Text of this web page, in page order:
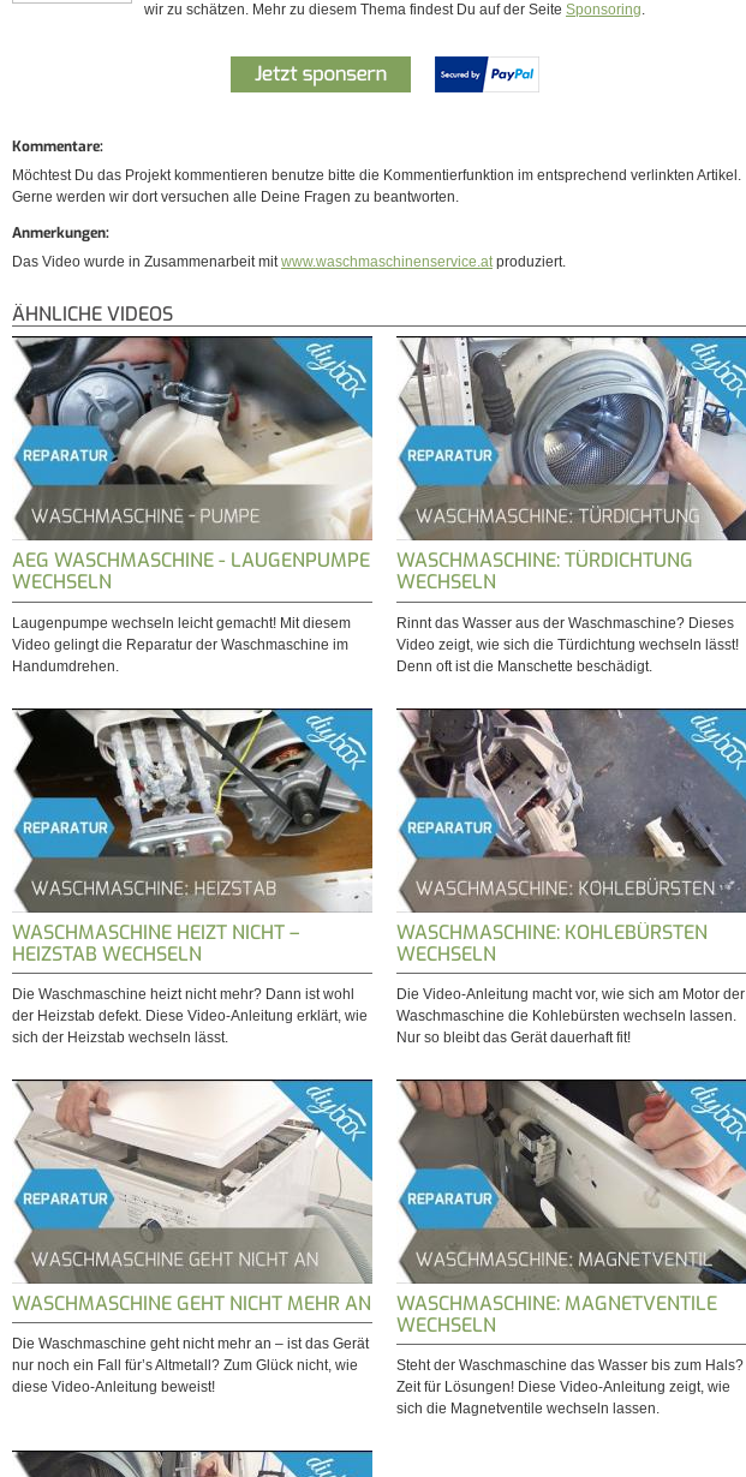
wir zu schätzen. Mehr zu diesem Thema findest Du auf der Seite Sponsoring.
Kommentare:
Möchtest Du das Projekt kommentieren benutze bitte die Kommentierfunktion im entsprechend verlinkten Artikel.
Gerne werden wir dort versuchen alle Deine Fragen zu beantworten.
Anmerkungen:
Das Video wurde in Zusammenarbeit mitwww.waschmaschinenservice.atproduziert.
ÄHNLICHE VIDEOS
AEG WASCHMASCHINE - LAUGENPUMPE
WECHSELN
Laugenpumpe wechseln leicht gemacht! Mit diesem
Video gelingt die Reparatur der Waschmaschine im
Handumdrehen.
WASCHMASCHINE: TÜRDICHTUNG
WECHSELN
Rinnt das Wasser aus der Waschmaschine? Dieses
Video zeigt, wie sich die Türdichtung wechseln lässt!
Denn oft ist die Manschette beschädigt.
WASCHMASCHINE HEIZT NICHT –
HEIZSTAB WECHSELN
Die Waschmaschine heizt nicht mehr? Dann ist wohl
der Heizstab defekt. Diese Video-Anleitung erklärt, wie
sich der Heizstab wechseln lässt.
WASCHMASCHINE: KOHLEBÜRSTEN
WECHSELN
Die Video-Anleitung macht vor, wie sich am Motor der
Waschmaschine die Kohlebürsten wechseln lassen.
Nur so bleibt das Gerät dauerhaft fit!
WASCHMASCHINE GEHT NICHT MEHR AN
Die Waschmaschine geht nicht mehr an – ist das Gerät
nur noch ein Fall für’s Altmetall? Zum Glück nicht, wie
diese Video-Anleitung beweist!
WASCHMASCHINE: MAGNETVENTILE
WECHSELN
Steht der Waschmaschine das Wasser bis zum Hals?
Zeit für Lösungen! Diese Video-Anleitung zeigt, wie
sich die Magnetventile wechseln lassen.